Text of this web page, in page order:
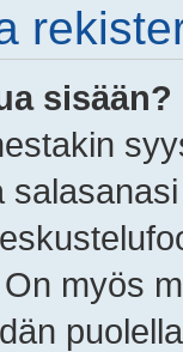
sisään?
myös